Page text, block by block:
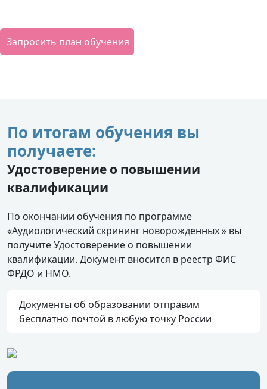
Запросить план обучения
По итогам обучения вы
получаете:
Удостоверение о повышении
квалификации
По окончании обучения по программе
«Аудиологический скрининг новорожденных » вы
получите Удостоверение о повышении
квалификации. Документ вносится в реестр ФИС
ФРДО и НМО.
Документы об образовании отправим
бесплатно почтой в любую точку России